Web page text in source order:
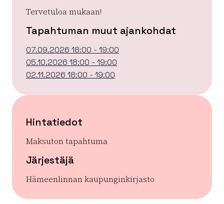
Tervetuloa mukaan!
Tapahtuman muut ajankohdat
07.09.2026 18:00 - 19:00
05.10.2026 18:00 - 19:00
02.11.2026 18:00 - 19:00
Hintatiedot
Maksuton tapahtuma
Järjestäjä
Hämeenlinnan kaupunginkirjasto
OpenStreetMap